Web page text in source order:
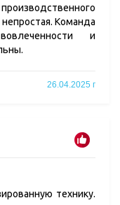
Команда
и
26.04.2025 г
технику.